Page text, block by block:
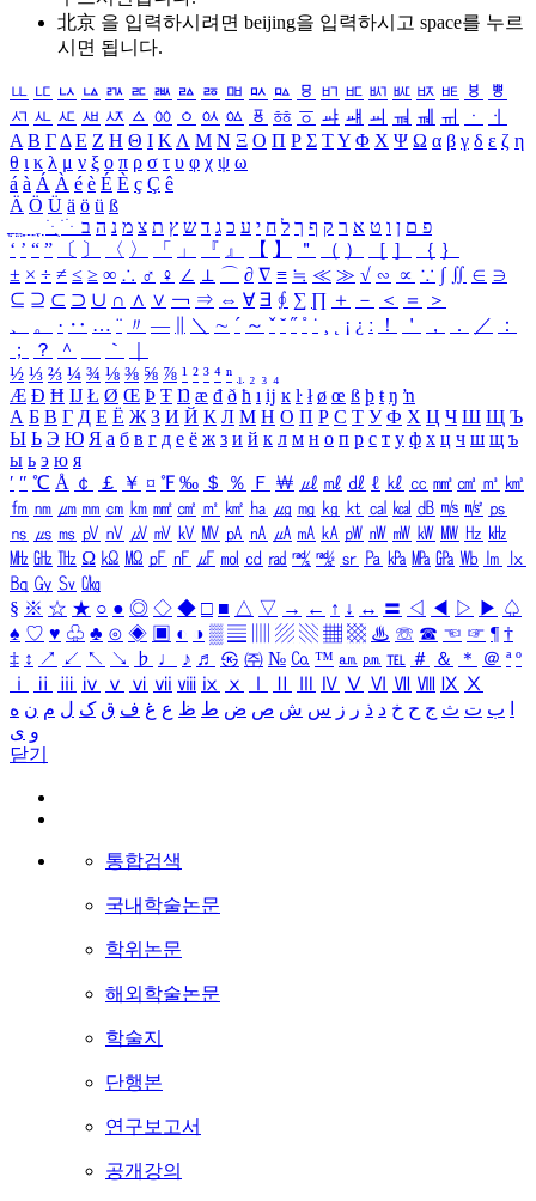
北京 을 입력하시려면 beijing을 입력하시고 space를 누르
시면 됩니다.
ㅥ ㅦ ㅧ ㅨ ㅩ ㅪ ㅫ ㅬ ㅭ ㅮ ㅯ ㅰ ㅱ ㅲ ㅳ ㅴ ㅵ ㅶ ㅷ ㅸ
ㅹ
ㅺ ㅻ ㅼ ㅽ ㅾ ㅿ ㆀ ㆁ ㆂ ㆃ ㆄ ㆅ ㆆ ㆇ ㆈ ㆉ ㆊ ㆋ ㆌ ㆍ
ㆎ
Α Β ΓΔ Ε Ζ Η Θ Ι ΚΛ Μ Ν Ξ Ο Π Ρ Σ ΤΥ Φ Χ Ψ Ω α β γ δ ε ζ η
θ ι κ λ μ ν ξ ο π ρ σ τ υ φ χ ψ ω
á à Á À é è É È ç Ç ê
Ä Ö Ü ä ö ü ß
ִֶֹ ֻּ ׁׂ פ ם ן ו ט א ר ק ף ך ל ח י ע כ ג ד ש ץ ת צ מ נ ה ב
‘ ’ “ ” 〔 〕 〈 〉 「 」 『 』 【 】 ＂ （ ） ［ ］ ｛ ｝
± × ÷ ≠ ≤ ≥ ∞ ∴ ♂ ♀ ∠ ⊥ ⌒ ∂ ∇ ≡ ≒ ≪ ≫ √ ∽ ∝ ∵ ∫ ∬ ∈ ∋
⊆ ⊇ ⊂ ⊃ ∪ ∩ ∧ ∨ ￢ ⇒ ⇔ ∀ ∃ ∮ ∑ ∏ ＋ － ＜ ＝
＞
、
。 · ‥ … ¨ 〃 ― ＼ ∼ ´ ～ ˇ ˘ ˝ ˚ ˙ ¸ ¡ ¿ ː ！ ＇ ， ． ／
：
；
？ ＾ ｀
½ ⅓ ⅔ ¼ ¾ ⅛ ⅜ ⅝ ⅞ ¹ ² ³ ⁴ ⁿ ₁ ₂ ₃ ₄
Æ Ð Ħ Ĳ Ł Ø Œ Þ Ŧ Ŋ æ đ ð ħ ı ĳ ĸ ŀ ł ø œ ß þ ŧ ŋ ŉ
А Б В Г Д Е Ё Ж З И Й К Л М Н О П Р С Т У Ф Х Ц Ч Ш Щ Ъ
Ы Ь Э Ю Я а б в г д е ё ж з и й к л м н о п р с т у ф х ц ч ш щ ъ
ы ь э ю я
′ ″ ℃ Å ￠ ￡ ￥ ¤ ℉ ‰ ＄ ％ Ｆ ￦ ㎕ ㎖ ㎗ ℓ ㎘ ㏄ ㎣ ㎤ ㎥ ㎦
㎙ ㎚ ㎛ ㎜ ㎝ ㎞ ㎟ ㎠ ㎡ ㎢ ㏊ ㎍ ㎎ ㎏ ㏏ ㎈ ㎉ ㏈ ㎧ ㎨ ㎰
㎱ ㎲ ㎳ ㎴ ㎵ ㎶ ㎷ ㎸ ㎹ ㎀ ㎁ ㎂ ㎃ ㎄ ㎺ ㎻ ㎽ ㎾ ㎿ ㎐ ㎑
㎒ ㎓ ㎔ Ω ㏀ ㏁ ㎊ ㎋ ㎌ ㏖ ㏅ ㎭ ㎮ ㎯ ㏛ ㎩ ㎪ ㎫ ㎬ ㏝ ㏐
㏓
㏃ ㏉ ㏜ ㏆
§ ※ ☆ ★ ○ ● ◎ ◇ ◆ □ ■ △ ▽ → ← ↑ ↓ ↔ 〓 ◁ ◀ ▷ ▶ ♤
♠ ♡ ♥ ♧ ♣ ⊙ ◈ ▣ ◐ ◑ ▒ ▤ ▨ ▧ ▦ ▩ ♨ ☏ ☎ ☜ ☞ ¶ †
‡ ↕ ↗ ↙ ↖ ↘ ♭ ♩ ♪ ♬ ㉿ ㈜ № ㏇ ™ ㏂ ㏘ ℡ ＃ ＆ ＊ ＠ ª º
ⅰ
ⅱ ⅲ ⅳ ⅴ ⅵ ⅶ ⅷ ⅸ ⅹ Ⅳ Ⅴ Ⅵ Ⅶ Ⅷ Ⅸ Ⅹ
ب ت ث ج ح خ د ذ ر ز س ش ص ض ط ظ ع غ ف ق ک ل م ن ه
و ی
닫기
통합검색
국내학술논문
학위논문
해외학술논문
학술지
단행본
연구보고서
공개강의